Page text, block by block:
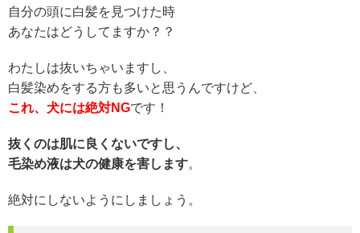
自分の頭に白髪を見つけた時
あなたはどうしてますか？？
わたしは抜いちゃいますし、
白髪染めをする方も多いと思うんですけど、
これ、犬には絶対NGです！
抜くのは肌に良くないですし、
毛染め液は犬の健康を害します。
絶対にしないようにしましょう。